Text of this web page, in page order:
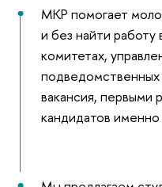
МКР помогает
и без найти работу
комитетах,
подведомственных
вакансия, первыми
кандидатов именно